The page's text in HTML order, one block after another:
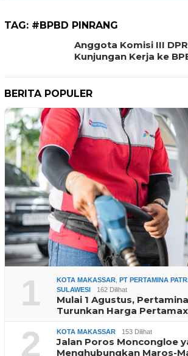
TAG: #BPBD PINRANG
Anggota Komisi III
Kunjungan Kerja ke
BERITA POPULER
1 KOTA MAKASSAR
PT PERTAMINA
SULAWESI
162 Dilihat
Mulai 1 Agustus,
Turunkan Harga Pertamax
2 KOTA MAKASSAR 153 Dilihat
Jalan Poros Moncongloe
Menghubungkan Maros-